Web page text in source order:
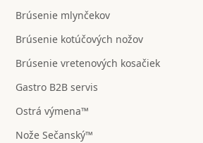
Brúsenie mlynčekov
Brúsenie kotúčových nožov
Brúsenie vretenových kosačiek
Gastro B2B servis
Ostrá výmena™
Nože Sečanský™